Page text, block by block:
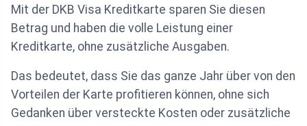
Mit der DKB Visa Kreditkarte sparen Sie diesen
Betrag und haben die volle Leistung einer
Kreditkarte, ohne zusätzliche Ausgaben.
Das bedeutet, dass Sie das ganze Jahr über von den
Vorteilen der Karte profitieren können, ohne sich
Gedanken über versteckte Kosten oder zusätzliche